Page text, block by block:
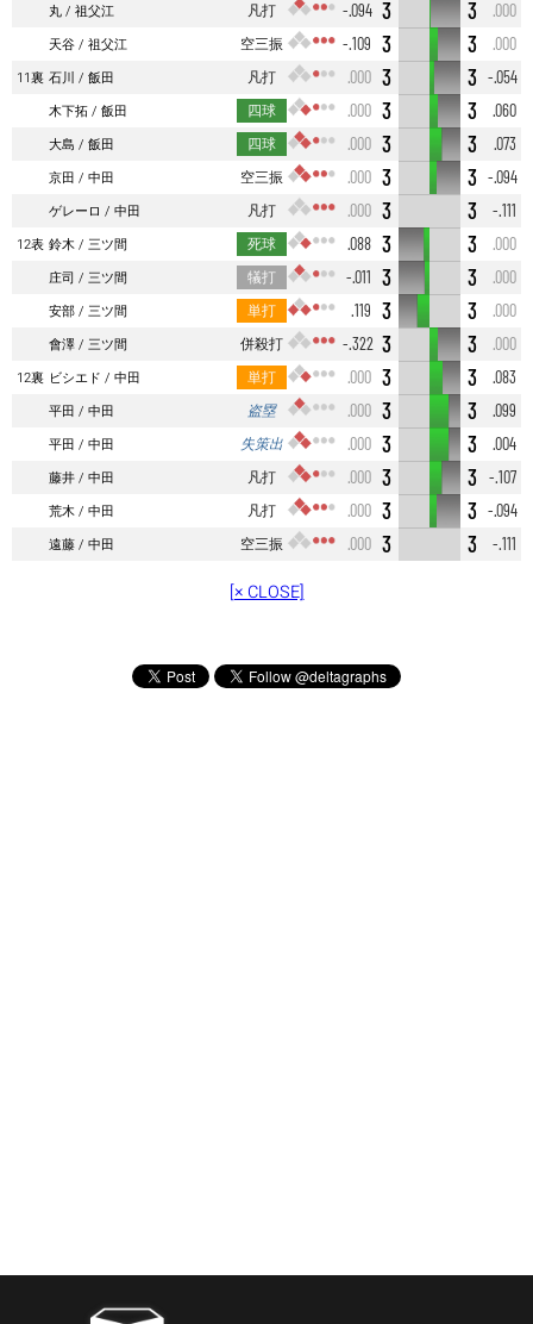
丸
祖父江 凡打 -.094 3 3
.000
天谷
祖父江 空三振 -.109 3 3
.000
11裏 石川 飯田 凡打 .000 3 3 -.054
木下拓
飯田 四球 .000 3 3
.060
大島
飯田 四球 .000 3 3
.073
京田
中田 空三振 .000 3 3 -.094
ゲレーロ
中田 凡打 .000 3 3
-.111
12表 鈴木 三ツ間 死球 .088 3 3
.000
庄司
三ツ間 犠打 -.011 3 3
.000
安部
三ツ間 単打 .119 3 3
.000
會澤
三ツ間 併殺打 -.322 3 3
.000
12裏 ビシエド 中田 単打 .000 3 3
.083
平田
中田 盗塁 .000 3 3
.099
平田
中田 失策出 .000 3 3
.004
藤井
中田 凡打 .000 3 3
-.107
荒木
中田 凡打 .000 3 3 -.094
遠藤
中田 空三振 .000 3 3 -.111
[× CLOSE]